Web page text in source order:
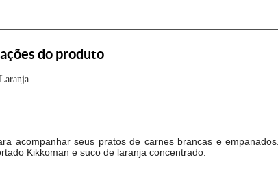
do produto
acompanhar seus pratos de carnes brancas e
Kikkoman e suco de laranja concentrado